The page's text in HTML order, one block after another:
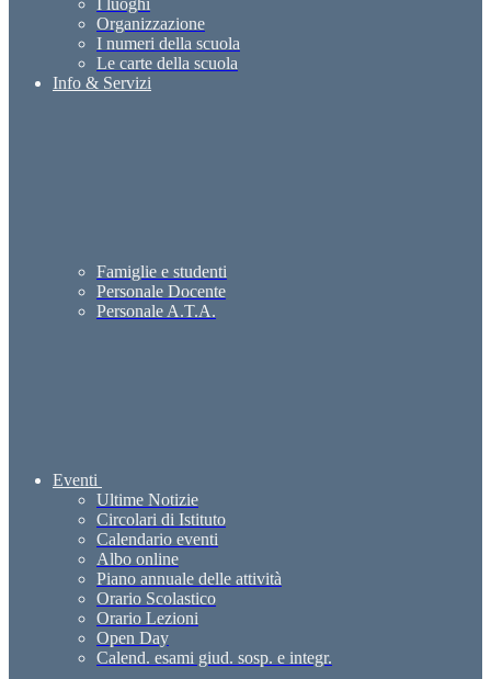
I luoghi
Organizzazione
I numeri della scuola
Le carte della scuola
Info & Servizi
Famiglie e studenti
Personale Docente
Personale A.T.A.
Eventi
Ultime Notizie
Circolari di Istituto
Calendario eventi
Albo online
Piano annuale delle attività
Orario Scolastico
Orario Lezioni
Open Day
Calend. esami giud. sosp. e integr.